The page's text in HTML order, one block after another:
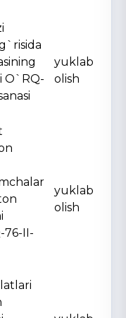
O`RQ-
yuklab
olish
76-II-
yuklab
olish